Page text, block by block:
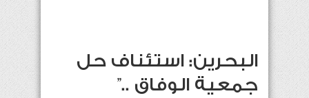
البحرين: استئناف حل
جمعية الوفاق ..”